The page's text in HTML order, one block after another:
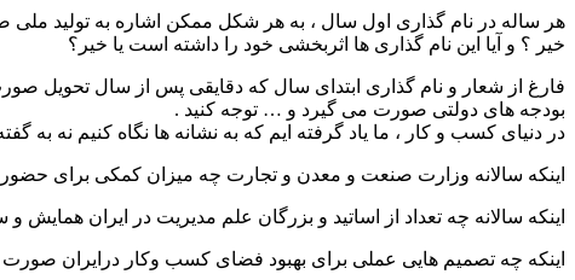
هر ساله در نام گذاری اول سال ، به هر شکل ممکن اشاره به تولید ملی
خیر ؟ و آیا این نام گذاری ها اثربخشی خود را داشته است یا خیر؟
فارغ از شعار و نام گذاری ابتدای سال که دقایقی پس از سال تحویل
بودجه های دولتی صورت می گیرد و … توجه کنید .
در دنیای کسب و کار ، ما یاد گرفته ایم که به نشانه ها نگاه کنیم نه به گفته
اینکه سالانه وزارت صنعت و معدن و تجارت چه میزان کمکی برای
اینکه سالانه چه تعداد از اساتید و بزرگان علم مدیریت در ایران همایش و
اینکه چه تصمیم هایی عملی برای بهبود فضای کسب وکار درایران